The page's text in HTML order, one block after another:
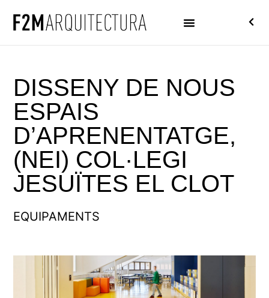
DISSENY DE NOUS
ESPAIS
D’APRENENTATGE,
(NEI) COL·LEGI
JESUÏTES EL CLOT
EQUIPAMENTS